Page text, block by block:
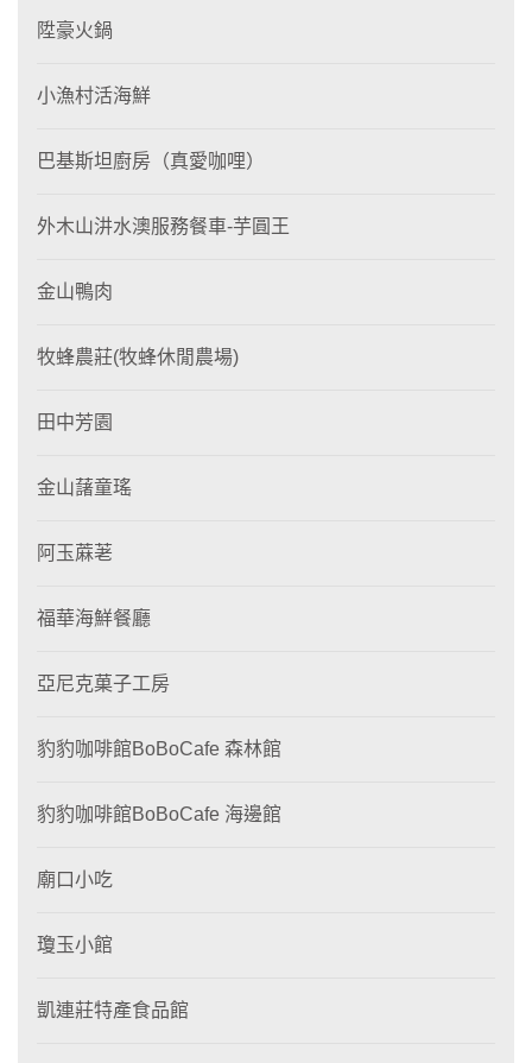
陞豪火鍋
小漁村活海鮮
巴基斯坦廚房（真愛咖哩）
外木山汫水澳服務餐車-芋圓王
金山鴨肉
牧蜂農莊(牧蜂休閒農場)
田中芳園
金山藷童瑤
阿玉蔴荖
福華海鮮餐廳
亞尼克菓子工房
豹豹咖啡館BoBoCafe 森林館
豹豹咖啡館BoBoCafe 海邊館
廟口小吃
瓊玉小館
凱連莊特產食品館